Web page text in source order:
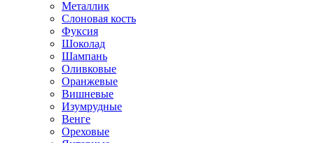
Металлик
Слоновая кость
Фуксия
Шоколад
Шампань
Оливковые
Оранжевые
Вишневые
Изумрудные
Венге
Ореховые